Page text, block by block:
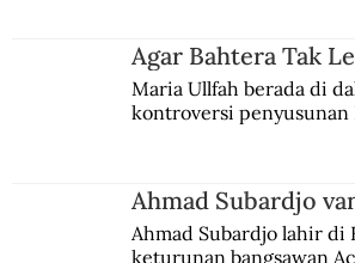
Agar Bahtera Tak
Maria Ullfah berada di
kontroversi penyusunan
Ahmad Subardjo
Ahmad Subardjo lahir di
keturunan bangsawan